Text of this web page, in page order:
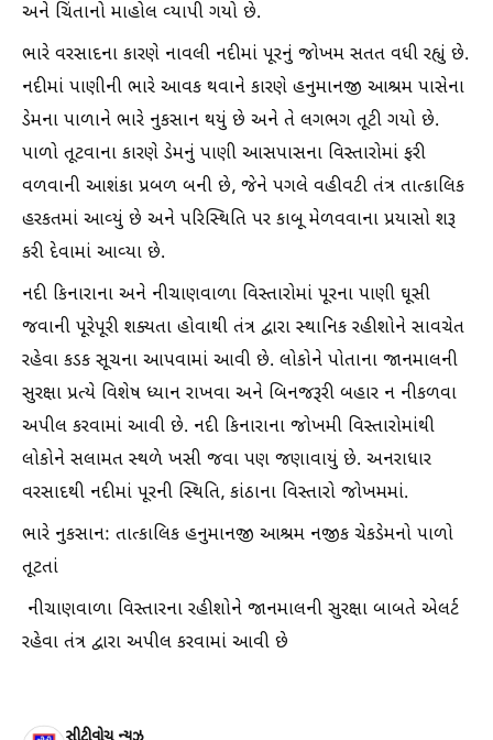
અને ચિંતાનો માહોલ વ્યાપી ગયો છે.
​ભારે વરસાદના કારણે નાવલી નદીમાં પૂરનું જોખમ સતત વધી રહ્યું છે.
નદીમાં પાણીની ભારે આવક થવાને કારણે હનુમાનજી આશ્રમ પાસેના
ડેમના પાળાને ભારે નુકસાન થયું છે અને તે લગભગ તૂટી ગયો છે.
પાળો તૂટવાના કારણે ડેમનું પાણી આસપાસના વિસ્તારોમાં ફરી
વળવાની આશંકા પ્રબળ બની છે, જેને પગલે વહીવટી તંત્ર તાત્કાલિક
હરકતમાં આવ્યું છે અને પરિસ્થિતિ પર કાબૂ મેળવવાના પ્રયાસો શરૂ
કરી દેવામાં આવ્યા છે.
​​નદી કિનારાના અને નીચાણવાળા વિસ્તારોમાં પૂરના પાણી ઘૂસી
જવાની પૂરેપૂરી શક્યતા હોવાથી તંત્ર દ્વારા સ્થાનિક રહીશોને સાવચેત
રહેવા કડક સૂચના આપવામાં આવી છે. લોકોને પોતાના જાનમાલની
સુરક્ષા પ્રત્યે વિશેષ ધ્યાન રાખવા અને બિનજરૂરી બહાર ન નીકળવા
અપીલ કરવામાં આવી છે. નદી કિનારાના જોખમી વિસ્તારોમાંથી
લોકોને સલામત સ્થળે ખસી જવા પણ જણાવાયું છે. અનરાધાર
વરસાદથી નદીમાં પૂરની સ્થિતિ, કાંઠાના વિસ્તારો જોખમમાં.
​ભારે નુકસાન: તાત્કાલિક હનુમાનજી આશ્રમ નજીક ચેકડેમનો પાળો
તૂટતાં
​ નીચાણવાળા વિસ્તારના રહીશોને જાનમાલની સુરક્ષા બાબતે એલર્ટ
રહેવા તંત્ર દ્વારા અપીલ કરવામાં આવી છે